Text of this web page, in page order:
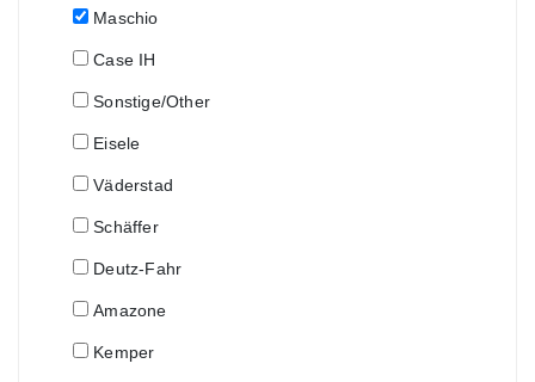
Maschio
Case IH
Sonstige/Other
Eisele
Väderstad
Schäffer
Deutz-Fahr
Amazone
Kemper